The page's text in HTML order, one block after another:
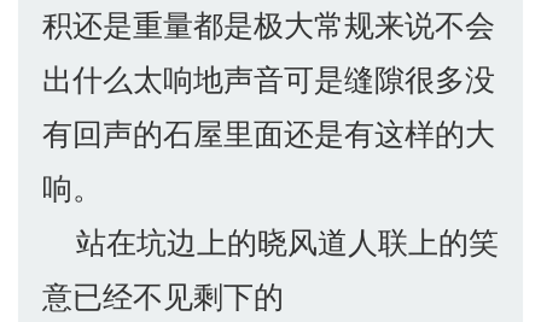
积还是重量都是极大常规来说不会
出什么太响地声音可是缝隙很多没
有回声的石屋里面还是有这样的大
响。
站在坑边上的晓风道人联上的笑
意已经不见剩下的